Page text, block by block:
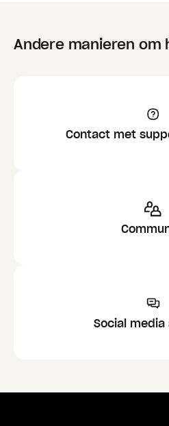
Andere manieren om
Contact met
Social